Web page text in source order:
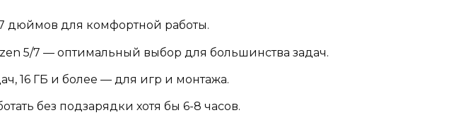
дюймов для комфортной работы.
5/7 — оптимальный выбор для большинства задач.
16 ГБ и более — для игр и монтажа.
без подзарядки хотя бы 6-8 часов.